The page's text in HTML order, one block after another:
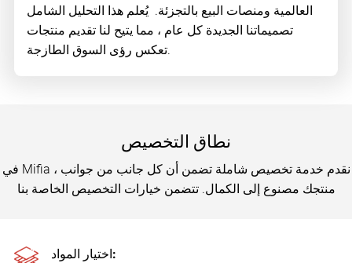
العالمية ومنصات البيع بالتجزئة. يُعلم هذا التحليل الشامل
تصميماتنا الجديدة كل عام ، مما يتيح لنا تقديم منتجات
تعكس رؤى السوق الطازجة.
نطاق التخصيص
في Mifia ، نقدم خدمة تخصيص شاملة تضمن أن كل جانب من جوانب
منتجك مصنوع إلى الكمال. تتضمن خيارات التخصيص الخاصة بنا
اختيار المواد: